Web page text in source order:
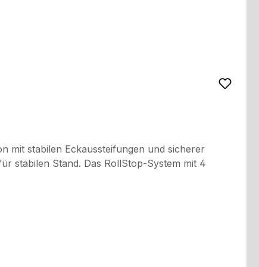
mit stabilen Eckaussteifungen und sicherer
stabilen Stand. Das RollStop-System mit 4